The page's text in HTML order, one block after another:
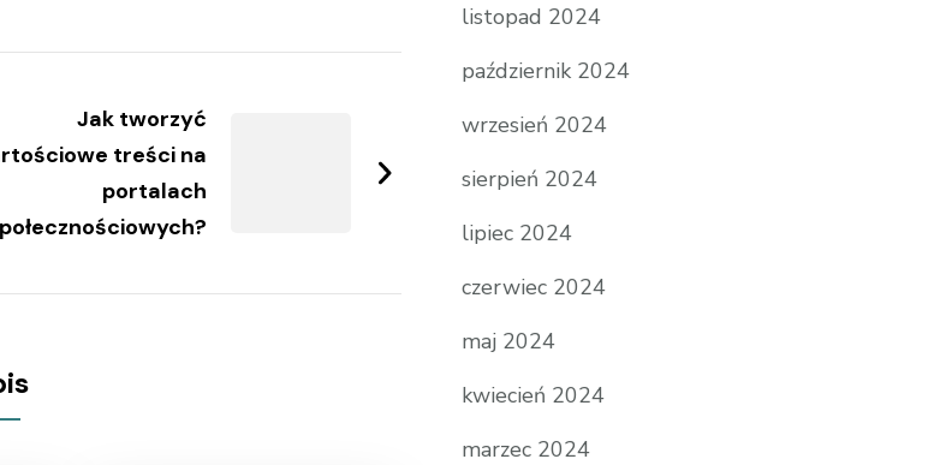
Jak tworzyć
treści na
portalach
listopad 2024
październik 2024
wrzesień 2024
sierpień 2024
lipiec 2024
czerwiec 2024
maj 2024
kwiecień 2024
marzec 2024